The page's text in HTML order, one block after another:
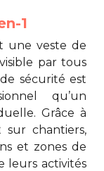
1
une veste de
par tous
sécurité est
qu’un
Grâce à
sur chantiers,
et zones de
leurs activités